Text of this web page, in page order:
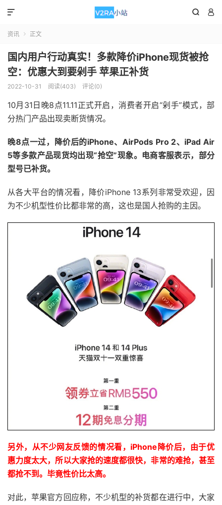
 

资讯  正文
国内用户行动真实！多款降价iPhone现货被抢
空：优惠大到要剁手 苹果正补货
2022-10-31 阅读(403) 评论(0)
10月31日晚8点11.11正式开启，消费者开启“剁手”模式，部
分热门产品出现卖断货情况。
晚8点一过，降价后的iPhone、AirPods Pro 2、iPad Air
5等多款产品现货均出现“抢空”现象。电商客服表示，部分
型号已补货。
从各大平台的情况看，降价iPhone 13系列非常受欢迎，因
为不少机型性价比都非常的高，这也是国人抢购的主因。
另外，从不少网友反馈的情况看，iPhone降价后，由于优
惠力度太大，所以大家抢的速度都很快，非常的难抢，甚至
都抢不到。毕竟性价比太高。
对此，苹果官方回应称，不少机型的补货都在进行中，大家